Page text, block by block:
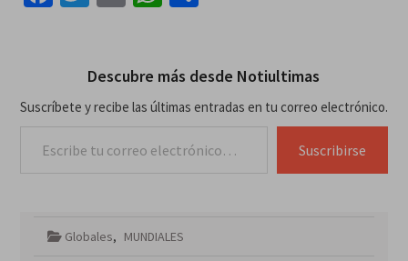
Descubre más desde Notiultimas
Suscríbete y recibe las últimas entradas en tu correo electrónico.
Suscribirse
Globales, MUNDIALES